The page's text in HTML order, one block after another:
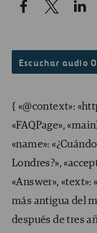
Escuchar audio 0
{ «@context»:
«FAQPage»,
«name»:
Londres?»,
«Answer», «text»:
más antigua del
después de tres